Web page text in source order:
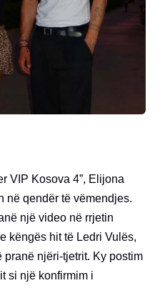
VIP Kosova 4”, Elijona
në qendër të vëmendjes.
një video në rrjetin
këngës hit të Ledri Vulës,
pranë njëri-tjetrit. Ky postim
si një konfirmim i